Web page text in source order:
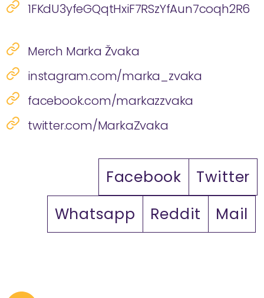
1FKdU3yfeGQqtHxiF7RSzYfAun7coqh2R6
Merch Marka Žvaka
instagram.com/marka_zvaka
facebook.com/markazzvaka
twitter.com/MarkaZvaka
Facebook
Twitter
Whatsapp
Reddit Mail